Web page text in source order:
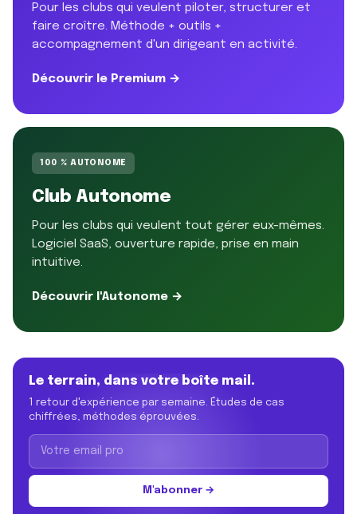
Pour les clubs qui veulent piloter, structurer et
faire croître. Méthode + outils +
accompagnement d'un dirigeant en activité.
Découvrir le Premium →
100 % AUTONOME
Club Autonome
Pour les clubs qui veulent tout gérer eux-mêmes.
Logiciel SaaS, ouverture rapide, prise en main
intuitive.
Découvrir l'Autonome →
Le terrain, dans votre boîte mail.
1 retour d'expérience par semaine. Études de cas
chiffrées, méthodes éprouvées.
M'abonner →